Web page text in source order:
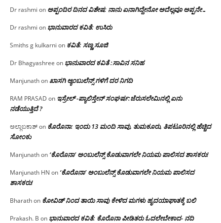
Dr rashmi on ಅಪ್ಪಂದಿರ ದಿನದ ವಿಶೇಷ: ನಾನು ಏನಾಗಿದ್ದೇನೋ‌ ಅದೆಲ್ಲವೂ ಅಪ್ಪನೇ…
Dr rashmi on ಭಾನುವಾರದ ಕವಿತೆ: ಉಸಿರು
Smiths g kulkarni on ಕವಿತೆ: ಸಣ್ಣ ಸೂಜಿ
Dr Bhagyashree on ಭಾನುವಾರದ ಕವಿತೆ :ಸಾವಿನ ಸನಿಹ
Manjunathonಖಾಸಗಿ ಆ್ಯಂಬುಲೆನ್ಸ್ ಗಳಿಗೆ ದರ ನಿಗದಿ
RAM PRASAD on ಇಸ್ರೇಲ್ -ಪ್ಯಾಲಿಸ್ತೇನ್ ಸಂಘರ್ಷ:ಜೆರುಸಲೇಮಿನಲ್ಲಿ ಏನು
ನಡೆಯುತ್ತಿದೆ ?
ಅಲ್ಲಾಬಕಾಶ್on ಕೊರೊನಾ: ಇಂದು 13 ಮಂದಿ ಸಾವು, ತುಮಕೂರು, ತಿಪಟೂರಿನಲ್ಲಿ ಹೆಚ್ಚಿದ
ಸೋಂಕು
Manjunathon ‘ಕೊರೊನಾ’ ಅಂಬುಲೆನ್ಸ್ ಕೊಡುವಾಗಲೇ ನಿಯಮ ಪಾಲಿಸದ ಶಾಸಕರು!
Manjunath HN on ‘ಕೊರೊನಾ’ ಅಂಬುಲೆನ್ಸ್ ಕೊಡುವಾಗಲೇ ನಿಯಮ ಪಾಲಿಸದ
ಶಾಸಕರು!
Bharathon ಕೋವಿಡ್ ನಿಂದ ತಾಯಿ ಸಾವು ಕೇಳಿದ ಮಗಳು ಹೃದಯಾಘಾತಕ್ಕೆ ಬಲಿ
Prakash. B on ಭಾನುವಾರದ ಕವಿತೆ: ಕೊರೊನಾ ಪೀಡಿತರು ಓದಲೇಬೇಕಾದ- ನದಿ